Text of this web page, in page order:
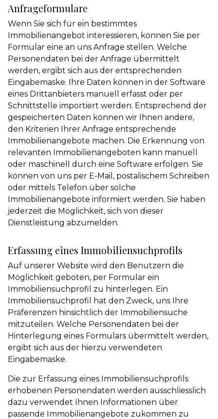
Anfrageformulare
Wenn Sie sich für ein bestimmtes
Immobilienangebot interessieren, können Sie per
Formular eine an uns Anfrage stellen. Welche
Personendaten bei der Anfrage übermittelt
werden, ergibt sich aus der entsprechenden
Eingabemaske. Ihre Daten können in der Software
eines Drittanbieters manuell erfasst oder per
Schnittstelle importiert werden. Entsprechend der
gespeicherten Daten können wir Ihnen andere,
den Kriterien Ihrer Anfrage entsprechende
Immobilienangebote machen. Die Erkennung von
relevanten Immobilienangeboten kann manuell
oder maschinell durch eine Software erfolgen. Sie
können von uns per E-Mail, postalischem Schreiben
oder mittels Telefon über solche
Immobilienangebote informiert werden. Sie haben
jederzeit die Möglichkeit, sich von dieser
Dienstleistung abzumelden.
Erfassung eines Immobiliensuchprofils
Auf unserer Website wird den Benutzern die
Möglichkeit geboten, per Formular ein
Immobiliensuchprofil zu hinterlegen. Ein
Immobiliensuchprofil hat den Zweck, uns Ihre
Präferenzen hinsichtlich der Immobiliensuche
mitzuteilen. Welche Personendaten bei der
Hinterlegung eines Formulars übermittelt werden,
ergibt sich aus der hierzu verwendeten
Eingabemaske.
Die zur Erfassung eines Immobiliensuchprofils
erhobenen Personendaten werden ausschliesslich
dazu verwendet Ihnen Informationen über
passende Immobilienangebote zukommen zu